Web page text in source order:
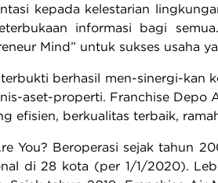
kepada kelestarian
informasi bagi
Mind” untuk sukses usaha
berhasil men-sinergi-kan
aset-properti. Franchise
efisien, berkualitas terbaik,
You? Beroperasi sejak tahun
di 28 kota (per 1/1/2020).